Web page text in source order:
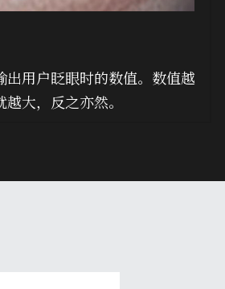
出用户眨眼时的数值。数值越
大，反之亦然。